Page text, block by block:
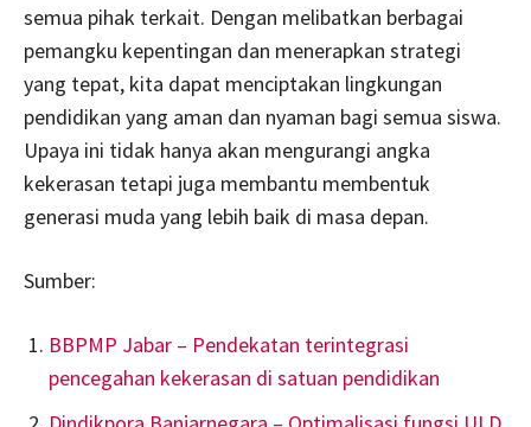
semua pihak terkait. Dengan melibatkan berbagai
pemangku kepentingan dan menerapkan strategi
yang tepat, kita dapat menciptakan lingkungan
pendidikan yang aman dan nyaman bagi semua siswa.
Upaya ini tidak hanya akan mengurangi angka
kekerasan tetapi juga membantu membentuk
generasi muda yang lebih baik di masa depan.
Sumber:
BBPMP Jabar – Pendekatan terintegrasi
pencegahan kekerasan di satuan pendidikan